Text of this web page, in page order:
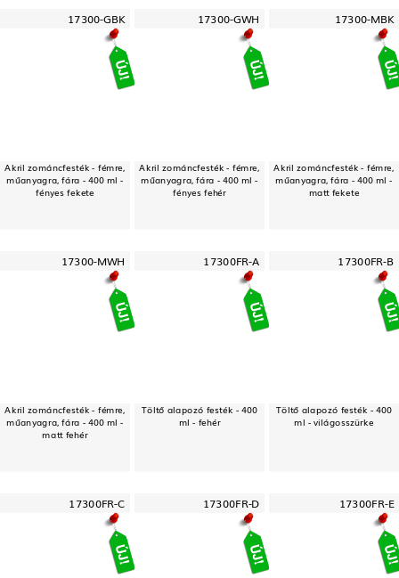
17300-GBK
Akril zománcfesték - fémre,
műanyagra, fára - 400 ml -
fényes fekete
17300-GWH
Akril zománcfesték - fémre,
műanyagra, fára - 400 ml -
fényes fehér
17300-MBK
Akril zománcfesték - fémre,
műanyagra, fára - 400 ml -
matt fekete
17300-MWH
Akril zománcfesték - fémre,
műanyagra, fára - 400 ml -
matt fehér
17300FR-A
Töltő alapozó festék - 400
ml - fehér
17300FR-B
Töltő alapozó festék - 400
ml - világosszürke
17300FR-C 17300FR-D 17300FR-E